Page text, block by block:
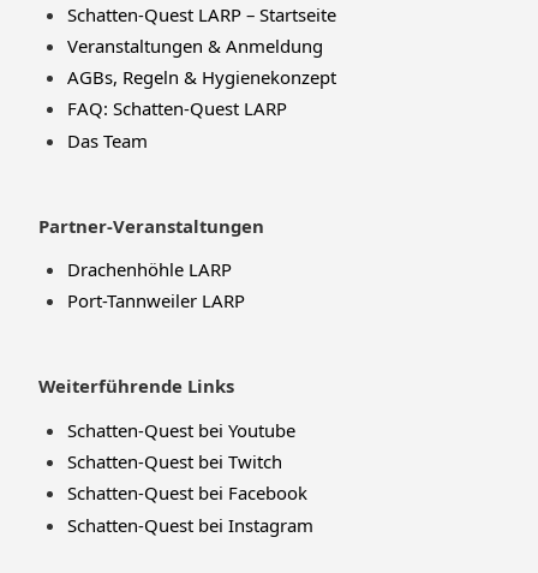
Schatten-Quest LARP – Startseite
Veranstaltungen & Anmeldung
AGBs, Regeln & Hygienekonzept
FAQ: Schatten-Quest LARP
Das Team
Partner-Veranstaltungen
Drachenhöhle LARP
Port-Tannweiler LARP
Weiterführende Links
Schatten-Quest bei Youtube
Schatten-Quest bei Twitch
Schatten-Quest bei Facebook
Schatten-Quest bei Instagram